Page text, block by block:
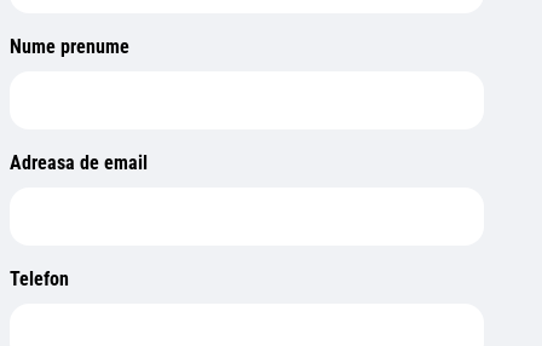
Nume prenume
Adreasa de email
Telefon